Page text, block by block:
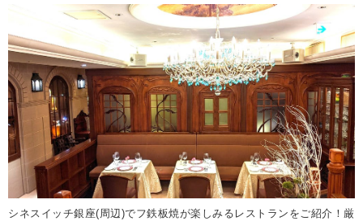
シネスイッチ銀座(周辺)でフ鉄板焼が楽しみるレストランをご紹介！厳